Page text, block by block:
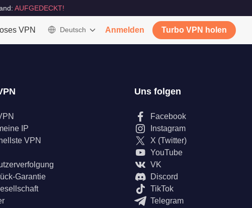
AUFGEDECKT!
VPN Deutsch Anmelden Turbo VPN holen
IP
VPN
Garantie
Uns folgen
Facebook
Instagram
X (Twitter)
YouTube
VK
Discord
TikTok
Telegram